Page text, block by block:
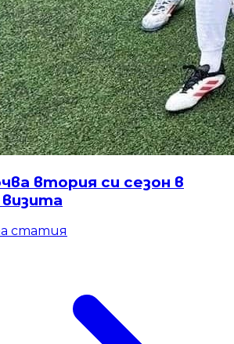
втория си сезон в
статия